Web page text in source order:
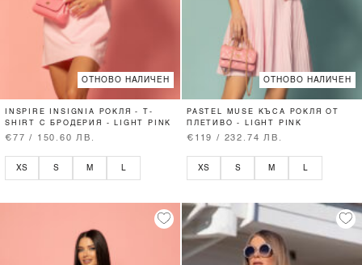
ОТНОВО НАЛИЧЕН
INSPIRE INSIGNIA РОКЛЯ - T-
SHIRT С БРОДЕРИЯ - LIGHT PINK
€77 / 150.60 ЛВ.
XS S M
ОТНОВО НАЛИЧЕН
PASTEL MUSE КЪСА РОКЛЯ ОТ
ПЛЕТИВО - LIGHT PINK
€119 / 232.74 ЛВ.
XS S M